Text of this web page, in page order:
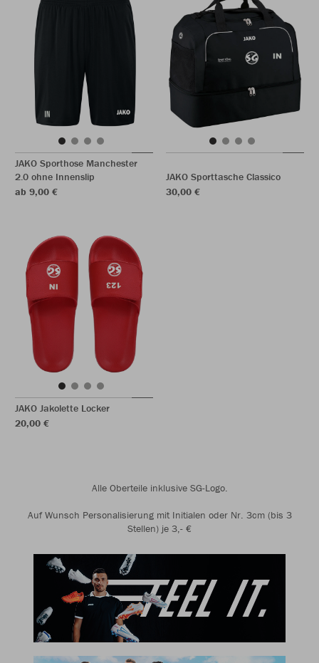
JAKO Sporthose Manchester
2.0 ohne Innenslip
ab 9,00 €
JAKO Sporttasche Classico
30,00 €
JAKO Jakolette Locker
20,00 €
Alle Oberteile inklusive SG-Logo.
Auf Wunsch Personalisierung mit Initialen oder Nr. 3cm (bis 3
Stellen) je 3,- €